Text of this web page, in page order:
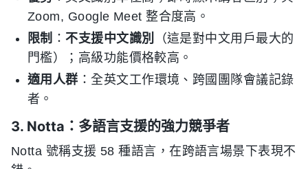
Zoom, Google Meet 整合度高。
限制 ：不支援中文識別
（這是對中文用戶最大的
門檻）；高級功能價格較高。
適用人群 ：全英文工作環境、跨國團隊會議記錄
者。
3. Notta：多語言支援的強力競爭者
Notta 號稱支援 58 種語言，在跨語言場景下表現不